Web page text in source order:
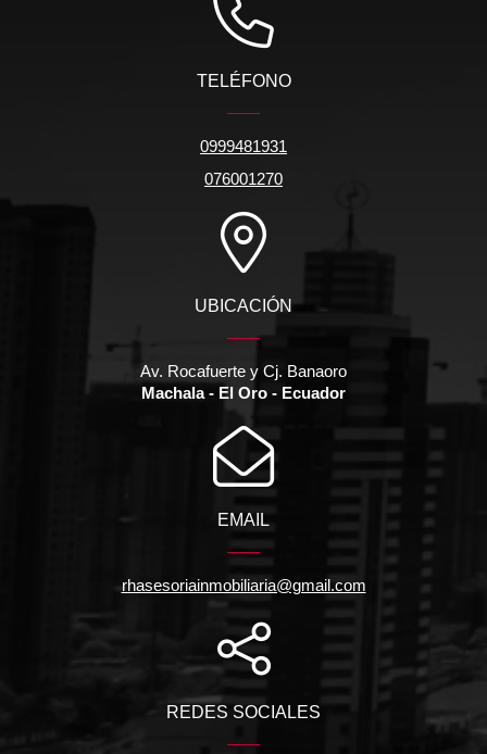
TELÉFONO
0999481931
076001270
UBICACIÓN
Av. Rocafuerte y Cj. Banaoro
Machala - El Oro - Ecuador
EMAIL
rhasesoriainmobiliaria@gmail.com
REDES SOCIALES